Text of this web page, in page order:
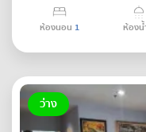
ห้องนอน 1 ห้องน้
ว่าง